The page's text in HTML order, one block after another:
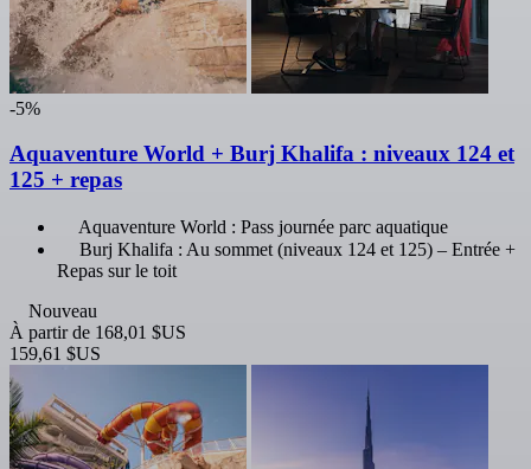
-5%
Aquaventure World + Burj Khalifa : niveaux 124 et
125 + repas
Aquaventure World : Pass journée parc aquatique
Burj Khalifa : Au sommet (niveaux 124 et 125) – Entrée +
Repas sur le toit
Nouveau
À partir de 168,01 $US
159,61 $US